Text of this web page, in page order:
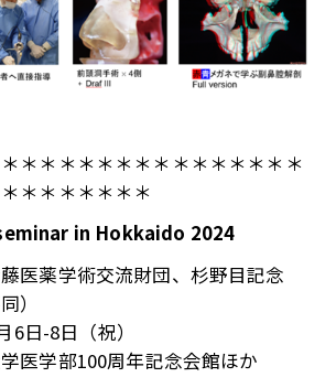
＊＊＊＊＊＊＊＊＊＊＊＊＊＊＊
＊＊＊＊＊＊＊
in Hokkaido 2024
医薬学術交流財団、杉野目記念
）
6日-8日（祝）
医学部100周年記念会館ほか